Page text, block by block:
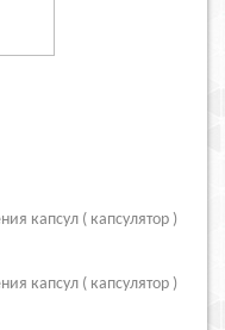
капсул ( капсулятор )
капсул ( капсулятор )